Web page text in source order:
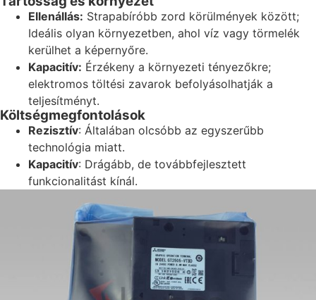
Ellenállás: Strapabíróbb zord körülmények között;
Ideális olyan környezetben, ahol víz vagy törmelék
kerülhet a képernyőre.
Kapacitív: Érzékeny a környezeti tényezőkre;
elektromos töltési zavarok befolyásolhatják a
teljesítményt.
Költségmegfontolások
Rezisztív: Általában olcsóbb az egyszerűbb
technológia miatt.
Kapacitív: Drágább, de továbbfejlesztett
funkcionalitást kínál.